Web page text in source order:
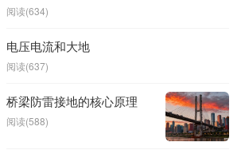
阅读(634)
电压电流和大地
阅读(637)
桥梁防雷接地的核心原理
阅读(588)